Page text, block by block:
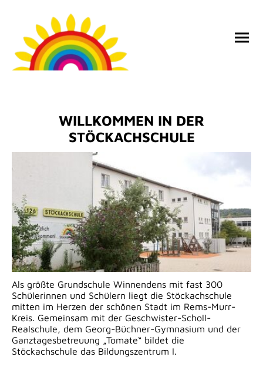
WILLKOMMEN IN DER
STÖCKACHSCHULE
​Als größte Grundschule Winnendens mit fast 300
Schülerinnen und Schülern liegt die Stöckachschule
mitten im Herzen der schönen Stadt im Rems-Murr-
Kreis. Gemeinsam mit der Geschwister-Scholl-
Realschule, dem Georg-Büchner-Gymnasium und der
Ganztagesbetreuung „Tomate“ bildet die
Stöckachschule das Bildungszentrum I.